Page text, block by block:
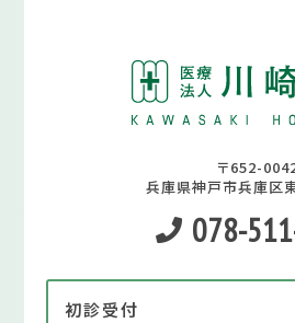
〒652-
兵庫県神戸市兵庫区
078-
初診受付